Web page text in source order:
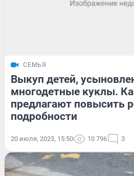
СЕМЬЯ
Выкуп детей,
многодетные куклы.
предлагают повысить
подробности
20 июля, 2023, 15:50 10 796 3